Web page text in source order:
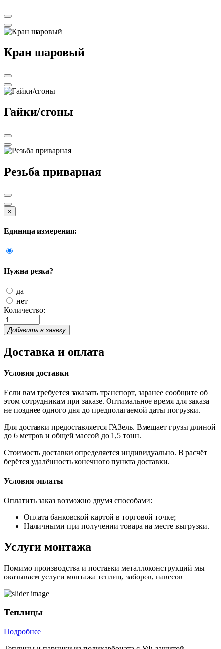
Кран шаровый
Гайки/сгоны
Резьба приварная
×
Единица измерения:
Нужна резка?
да
нет
Количество:
Добавить в заявку
Доставка и оплата
Условия доставки
Если вам требуется заказать транспорт, заранее сообщите об
этом сотрудникам при заказе. Оптимальное время для заказа –
не позднее одного дня до предполагаемой даты погрузки.
Для доставки предоставляется ГАЗель. Вмещает грузы длиной
до 6 метров и общей массой до 1,5 тонн.
Стоимость доставки определяется индивидуально. В расчёт
берётся удалённость конечного пункта доставки.
Условия оплаты
Оплатить заказ возможно двумя способами:
Оплата банковской картой в торговой точке;
Наличными при получении товара на месте выгрузки.
Услуги монтажа
Помимо производства и поставки металлоконструкций мы
оказываем услуги монтажа теплиц, заборов, навесов
Теплицы
Подробнее